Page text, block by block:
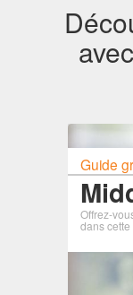
Guide
Offrez-
dans